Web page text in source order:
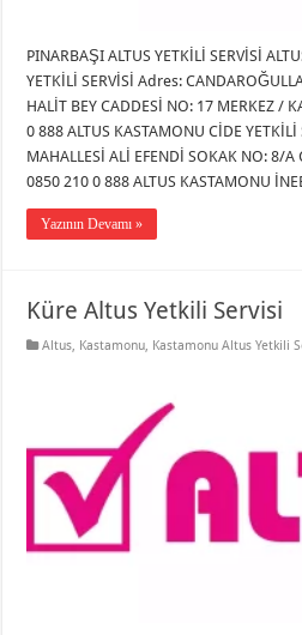
PINARBAŞI ALTUS YETKİLİ SERVİSİ
YETKİLİ SERVİSİ Adres:
HALİT BEY CADDESİ NO: 17 MERKEZ /
0 888 ALTUS KASTAMONU CİDE
MAHALLESİ ALİ EFENDİ SOKAK NO: 8/
0850 210 0 888 ALTUS KASTAMONU
Yazının Devamı »
Küre Altus Yetkili Servisi
Altus, Kastamonu, Kastamonu Altus Yetkili